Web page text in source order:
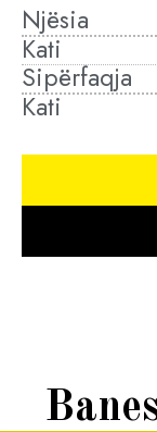
Njësia
Kati
Sipërfaqja
Kati